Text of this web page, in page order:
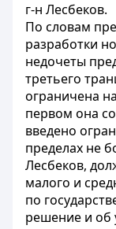
г-н Лесбеков.
По словам
разработки
недочеты
третьего
ограничена
первом она
введено
пределах не
Лесбеков,
малого и
по
решение и об